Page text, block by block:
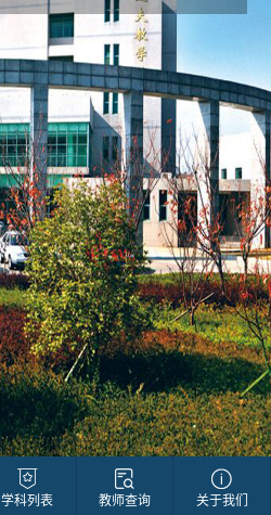
学科列表 教师查询 关于我们